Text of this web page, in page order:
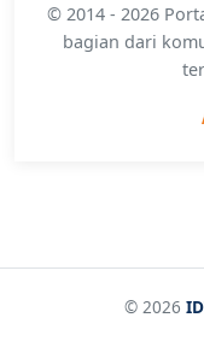
© 2014 - 2026
bagian dari
© 2026